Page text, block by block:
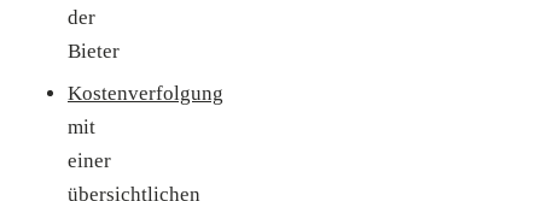
der
Bieter
Kostenverfolgung
mit
einer
übersichtlichen